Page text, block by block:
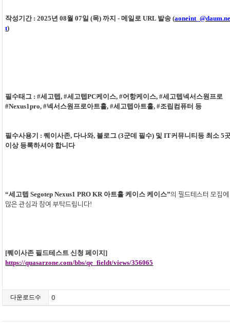
작성기간 : 2025년08월07일(목)까지-메일로URL 발송(
t)
필수태그 : #세고텝, #세고텝PC케이스, #어항케이스, #세고텝넥서스원프로
#Nexus1pro, #넥서스원프로아트홀, #세고텝아트홀, #조립컴퓨터 등
필수사용기 :퀘이사존, 다나와, 블로그(3군데 필수) 및IT커뮤니티등 최소5
이상 등록하셔야 합니다
“세고텝Segotep Nexus1 PRO KR 아트홀 케이스 케이스”의 필드테스터 모집에
많은 관심과 참여 부탁드립니다!
[퀘이사존 필드테스트 신청 페이지]
https://quasarzone.com/bbs/qe_fieldt/views/356065
다운로드수 0